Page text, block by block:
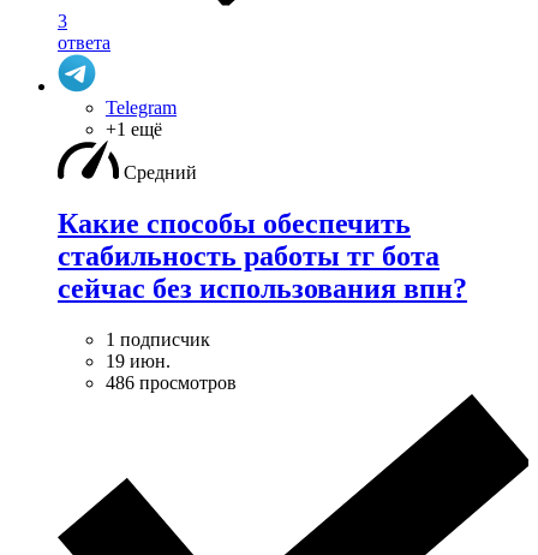
3
ответа
Telegram
+1 ещё
Средний
Какие способы обеспечить
стабильность работы тг бота
сейчас без использования впн?
1 подписчик
19 июн.
486 просмотров